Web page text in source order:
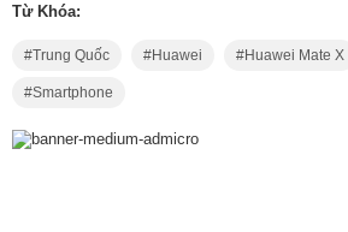
Từ Khóa:
Trung Quốc Huawei Huawei Mate X
Smartphone